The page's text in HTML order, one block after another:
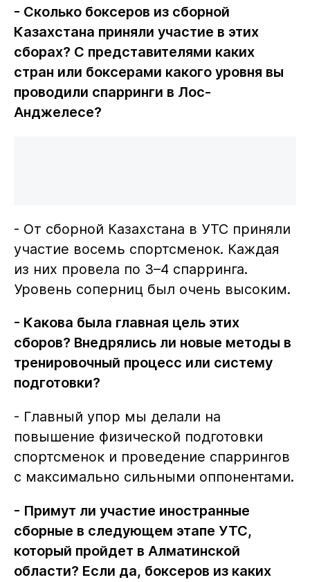
- Сколько боксеров из сборной
Казахстана приняли участие в этих
сборах? С представителями каких
стран или боксерами какого уровня вы
проводили спарринги в Лос-
Анджелесе?
- От сборной Казахстана в УТС приняли
участие восемь спортсменок. Каждая
из них провела по 3–4 спарринга.
Уровень соперниц был очень высоким.
- Какова была главная цель этих
сборов? Внедрялись ли новые методы в
тренировочный процесс или систему
подготовки?
- Главный упор мы делали на
повышение физической подготовки
спортсменок и проведение спаррингов
с максимально сильными оппонентами.
- Примут ли участие иностранные
сборные в следующем этапе УТС,
который пройдет в Алматинской
области? Если да, боксеров из каких